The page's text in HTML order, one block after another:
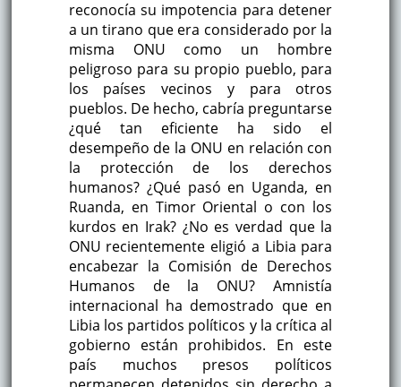
reconocía su impotencia para detener
a un tirano que era considerado por la
misma ONU como un hombre
peligroso para su propio pueblo, para
los países vecinos y para otros
pueblos. De hecho, cabría preguntarse
¿qué tan eficiente ha sido el
desempeño de la ONU en relación con
la protección de los derechos
humanos? ¿Qué pasó en Uganda, en
Ruanda, en Timor Oriental o con los
kurdos en Irak? ¿No es verdad que la
ONU recientemente eligió a Libia para
encabezar la Comisión de Derechos
Humanos de la ONU? Amnistía
internacional ha demostrado que en
Libia los partidos políticos y la crítica al
gobierno están prohibidos. En este
país muchos presos políticos